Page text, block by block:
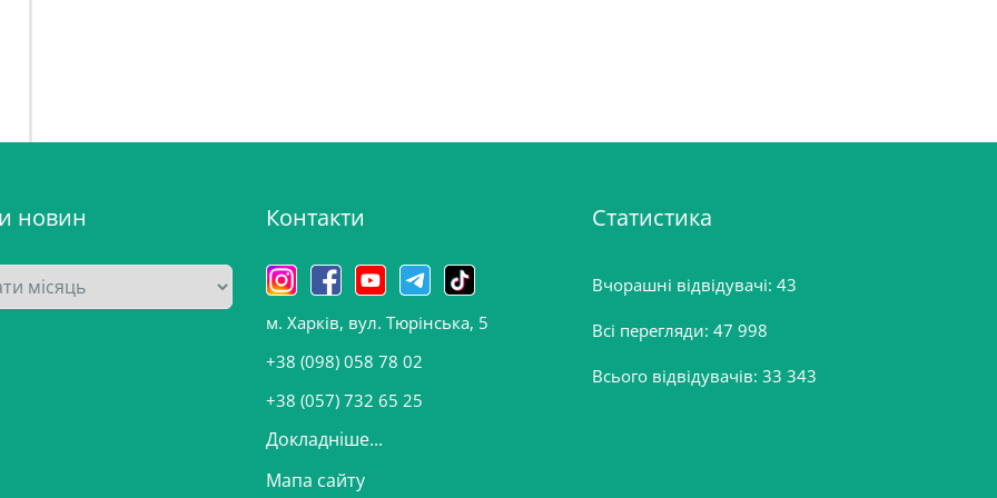
новин Контакти
м. Харків, вул. Тюрінська, 5
+38 (098) 058 78 02
+38 (057) 732 65 25
Докладніше...
Мапа сайту
Статистика
Вчорашні відвідувачі: 43
Всі перегляди: 47 998
Всього відвідувачів: 33 343